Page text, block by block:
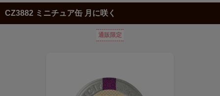
CZ3882 ミニチュア缶 月に咲く
通販限定